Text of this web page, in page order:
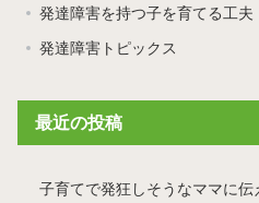
発達障害を持つ子を育てる工夫
発達障害トピックス
最近の投稿
子育てで発狂しそうなママに